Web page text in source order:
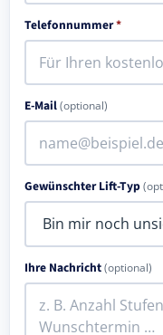
Telefonnummer*
E-Mail(optional)
Gewünschter Lift-Typ
Ihre Nachricht(optional)